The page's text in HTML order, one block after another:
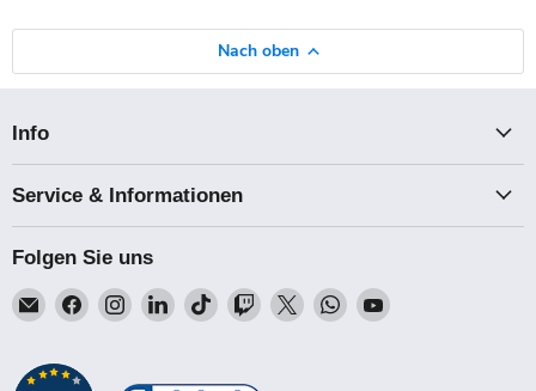
Nach oben
Info
Service & Informationen
Folgen Sie uns
Email
Talk-
Finden
Sie
auf
Finden
Sie
auf
Finden
Sie
auf
Finden
Sie
auf
Finden
Sie
Finden
Sie
Finden
Sie
Finden